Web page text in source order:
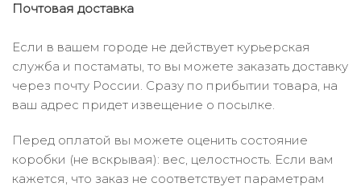
Почтовая доставка
Если в вашем городе не действует курьерская
служба и постаматы, то вы можете заказать доставку
через почту России. Сразу по прибытии товара, на
ваш адрес придет извещение о посылке.
Перед оплатой вы можете оценить состояние
коробки (не вскрывая): вес, целостность. Если вам
кажется, что заказ не соответствует параметрам